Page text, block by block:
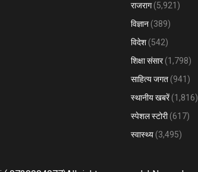
राजराग(5,921)
विज्ञान (389)
विदेश (542)
शिक्षा संसार(1,798)
साहित्य जगत (941)
स्थानीय खबरें(1,816)
स्पेशल स्टोरी(617)
स्वास्थ्य (3,495)